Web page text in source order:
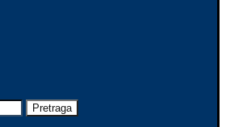
Pretraga